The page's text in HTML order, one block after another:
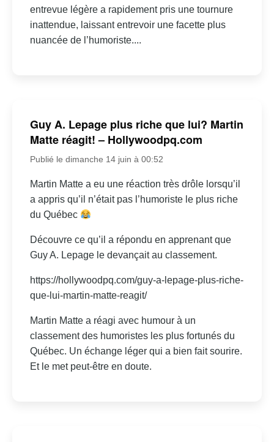
entrevue légère a rapidement pris une tournure
inattendue, laissant entrevoir une facette plus
nuancée de l’humoriste....
Guy A. Lepage plus riche que lui? Martin
Matte réagit! – Hollywoodpq.com
Publié le dimanche 14 juin à 00:52
Martin Matte a eu une réaction très drôle lorsqu’il
a appris qu’il n’était pas l’humoriste le plus riche
du Québec
Découvre ce qu’il a répondu en apprenant que
Guy A. Lepage le devançait au classement.
https://hollywoodpq.com/guy-a-lepage-plus-riche-
que-lui-martin-matte-reagit/
Martin Matte a réagi avec humour à un
classement des humoristes les plus fortunés du
Québec. Un échange léger qui a bien fait sourire.
Et le met peut-être en doute.